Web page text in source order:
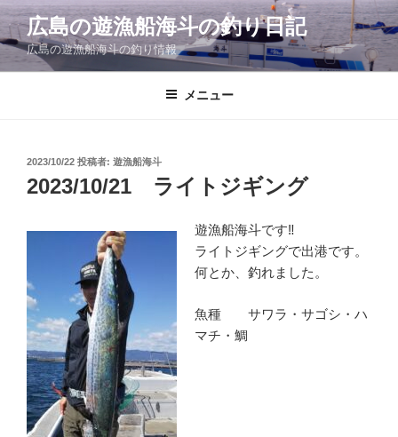
コ
ン
ン
広島の遊漁船海斗の釣り日記
広島の遊漁船海斗の釣り情報
メニュー
投
稿
日:
2023/10/22 投稿者: 遊漁船海斗
2023/10/21 ライトジギング
遊漁船海斗です‼
ライトジギングで出港です。
何とか、釣れました。
魚種 サワラ・サゴシ・ハ
マチ・鯛